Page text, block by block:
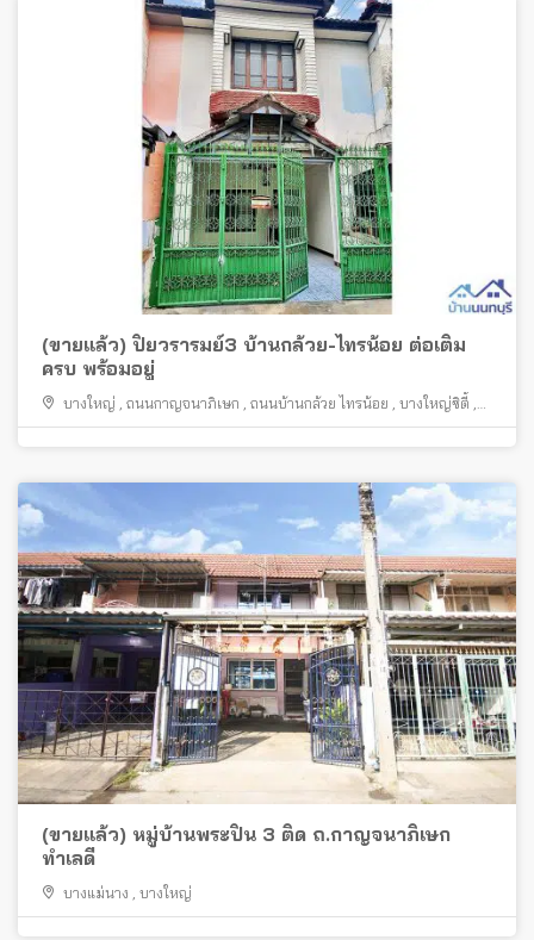
(ขายแล้ว) ปิยวรารมย์3 บ้านกล้วย-ไทรน้อย ต่อเติม
ครบ พร้อมอยู่
บางใหญ่ , ถนนกาญจนาภิเษก , ถนนบ้านกล้วย ไทรน้อย , บางใหญ่ซิตี้ ,
ไทรน้อย
(ขายแล้ว) หมู่บ้านพระปิ่น 3 ติด ถ.กาญจนาภิเษก
ทำเลดี
บางแม่นาง , บางใหญ่